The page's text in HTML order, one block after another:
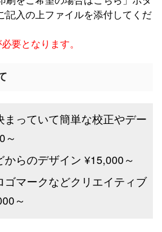
記入の上ファイルを添付してくだ
要となります。
まっていて簡単な校正やデー
からのデザイン ¥15,000～
ゴマークなどクリエイティブ
～